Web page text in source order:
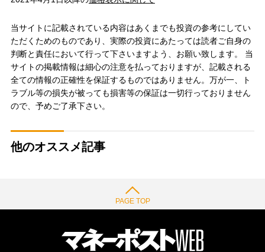
当サイトに記載されている内容はあくまでも投資の参考にしてい
ただくためのものであり、実際の投資にあたっては読者ご自身の
判断と責任において行って下さいますよう、お願い致します。 当
サイトの掲載情報は細心の注意を払っておりますが、記載される
全ての情報の正確性を保証するものではありません。万が一、ト
ラブル等の損失が被っても損害等の保証は一切行っておりません
ので、予めご了承下さい。
他のオススメ記事
PAGE TOP